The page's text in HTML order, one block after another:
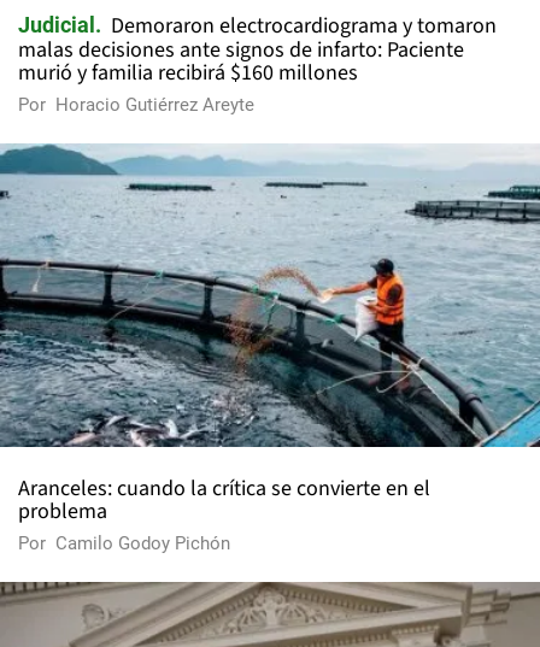
Judicial
Demoraron electrocardiograma y tomaron
malas decisiones ante signos de infarto: Paciente
murió y familia recibirá $160 millones
Por Horacio Gutiérrez Areyte
Aranceles: cuando la crítica se convierte en el
problema
Por Camilo Godoy Pichón